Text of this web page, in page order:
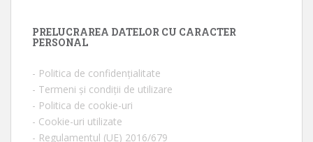
PRELUCRAREA DATELOR CU CARACTER
PERSONAL
- Politica de confidențialitate
- Termeni și condiții de utilizare
- Politica de cookie-uri
- Cookie-uri utilizate
- Regulamentul (UE) 2016/679